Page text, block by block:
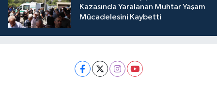
Kazasında Yaralanan Muhtar Yaşam
Mücadelesini Kaybetti